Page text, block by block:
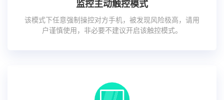
监控主动触控模式
该模式下任意强制操控对方手机，被发现风险极高，请用
户谨慎使用，非必要不建议开启该触控模式。